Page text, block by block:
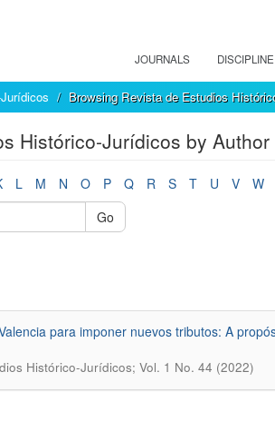
JOURNALS DISCIPLINE
Browsing Revista de Estudios
Histórico-Jurídicos by
L M N O P Q R S T U V W
Go
para imponer nuevos tributos: A
Histórico-Jurídicos; Vol. 1 No. 44 (2022)